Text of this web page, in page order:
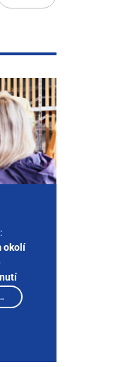
okolí
PRODUKTY